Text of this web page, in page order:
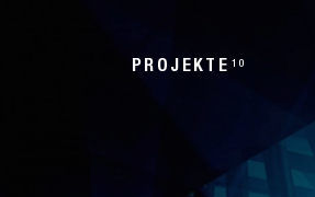
PROJEKTE 10